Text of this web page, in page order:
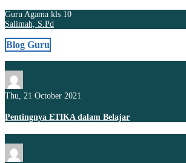
Guru Agama kls 10
Salimah, S.Pd
Blog Guru
Thu, 21 October 2021
Pentingnya ETIKA dalam Belajar